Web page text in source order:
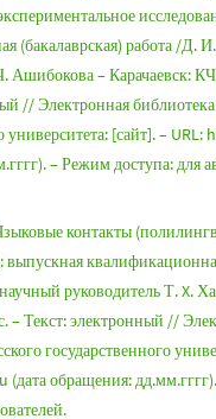
(бакалаврская) работа /Д.
Ашибокова – Карачаевск:
// Электронная
университета: [сайт]. –
– Режим доступа: для
контакты
выпускная
руководитель Т. X.
– Текст: электронный //
государственного
обращения: